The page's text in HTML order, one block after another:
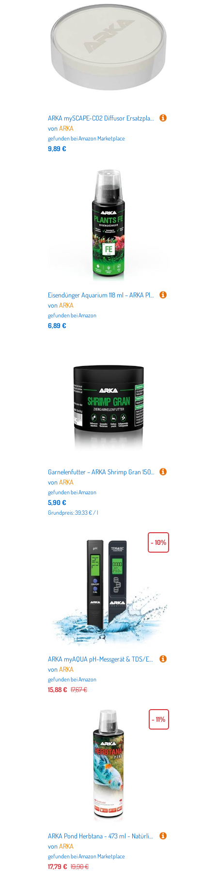
nicht nur alles für Deutschlands beliebteste Haustiere
, sondern auch für Kleintiere,
bis hin zu dem Tierbedarf für Pferde.
ARKA mySCAPE-CO2 Diffusor Ersatzplatte - Hochwertige Ausströmerplatte aus Keramik, perfekt für ARKA mySCAPE-CO2 Diffusoren, fördert effiziente CO2-Versorgung im Süßwasseraquarium.
vonARKA
gefunden beiAmazon Marketplace
9,89 €
Eisendünger Aquarium 118 ml – ARKA Plants FE – Wochendünger gegen gelbe Blätter – Für kräftiges Pflanzenwachstum & sattgrüne Farben – Ohne Nitrat & Phosphat – Süßwasseraquarium
vonARKA
gefunden beiAmazon
6,89 €
Garnelenfutter – ARKA Shrimp Gran 150 ml / 50 g – kaltgepresstes Softgranulat für Neocaridina & Caridina – stärkt Wachstum, Farben & Häutung – sinkend, wasserstabil & hochverdaulich
vonARKA
gefunden beiAmazon
5,90 €
Grundpreis: 39.33 € / l
ARKA myAQUA pH-Messgerät & TDS/EC-Messgerät Set - Perfekt kalibriert für Aquarien, Pools, Teiche & Trinkwasser. Ideal für präzise Wasserqualitätsmessungen.
vonARKA
gefunden beiAmazon
15,88 € 17,67 €
- 10%
ARKA Pond Herbtana - 473 ml - Natürliches, kräuterbasiertes Mittel zur Stärkung des Immunsystems von Teichfischen, unterstützt gesunde Fischpopulationen.
vonARKA
gefunden beiAmazon Marketplace
17,79 € 19,90 €
- 11%